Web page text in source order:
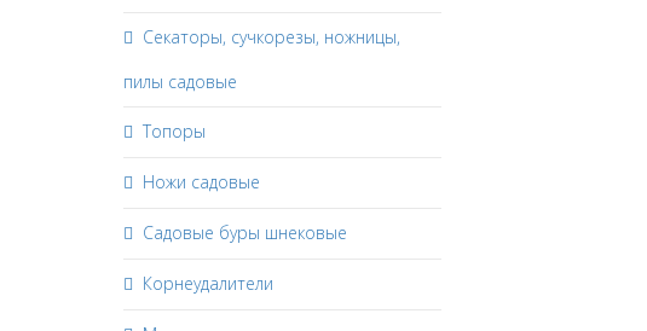
Секаторы, сучкорезы, ножницы,
пилы садовые
Топоры
Ножи садовые
Садовые буры шнековые
Корнеудалители